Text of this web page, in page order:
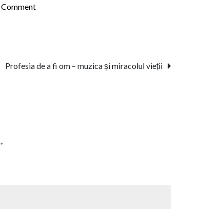
Commenton
fi
Profesia de a fi om – muzica și miracolul vieții
*